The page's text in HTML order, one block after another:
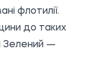
флотилії.
до таких
Зелений —